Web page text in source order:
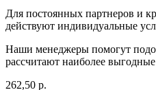
Для постоянных партнеров и
действуют индивидуальные
Наши менеджеры помогут
рассчитают наиболее
262,50 р.